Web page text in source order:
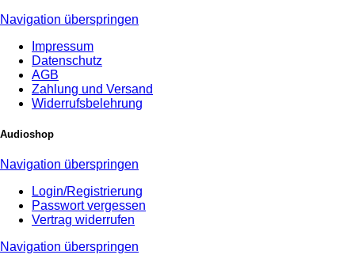
Navigation überspringen
Impressum
Datenschutz
AGB
Zahlung und Versand
Widerrufsbelehrung
Audioshop
Navigation überspringen
Login/Registrierung
Passwort vergessen
Vertrag widerrufen
Navigation überspringen